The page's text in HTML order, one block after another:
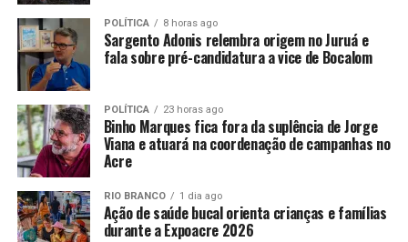
POLÍTICA 8 horas ago
Sargento Adonis relembra origem no Juruá e
fala sobre pré-candidatura a vice de Bocalom
POLÍTICA 23 horas ago
Binho Marques fica fora da suplência de Jorge
Viana e atuará na coordenação de campanhas no
Acre
RIO BRANCO 1 dia ago
Ação de saúde bucal orienta crianças e famílias
durante a Expoacre 2026